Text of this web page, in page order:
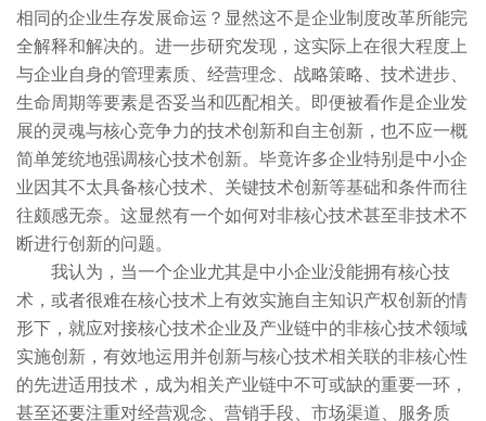
相同的企业生存发展命运？显然这不是企业制度改革所能完
全解释和解决的。进一步研究发现，这实际上在很大程度上
与企业自身的管理素质、经营理念、战略策略、技术进步、
生命周期等要素是否妥当和匹配相关。即便被看作是企业发
展的灵魂与核心竞争力的技术创新和自主创新，也不应一概
简单笼统地强调核心技术创新。毕竟许多企业特别是中小企
业因其不太具备核心技术、关键技术创新等基础和条件而往
往颇感无奈。这显然有一个如何对非核心技术甚至非技术不
断进行创新的问题。
我认为，当一个企业尤其是中小企业没能拥有核心技
术，或者很难在核心技术上有效实施自主知识产权创新的情
形下，就应对接核心技术企业及产业链中的非核心技术领域
实施创新，有效地运用并创新与核心技术相关联的非核心性
的先进适用技术，成为相关产业链中不可或缺的重要一环，
甚至还要注重对经营观念、营销手段、市场渠道、服务质